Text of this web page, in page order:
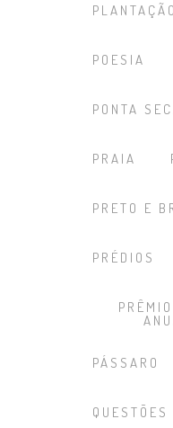
PLANTAÇÃO
POESIA
PONTA
PRAIA
PRETO E
PRÉDIOS
PÁSSARO
QUESTÕES